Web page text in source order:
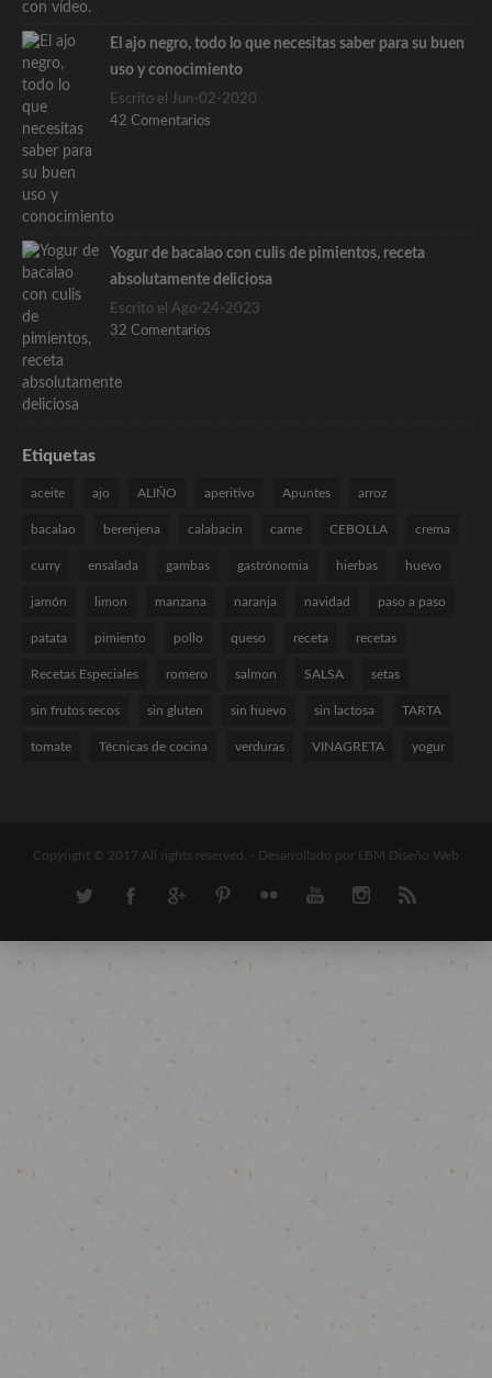
El ajo negro, todo lo que necesitas saber para su buen
uso y conocimiento
Escrito el Jun-02-2020
42 Comentarios
Yogur de bacalao con culis de pimientos, receta
absolutamente deliciosa
Escrito el Ago-24-2023
32 Comentarios
Etiquetas
aceite ajo ALIÑO aperitivo Apuntes arroz
bacalao berenjena calabacin carne CEBOLLA crema
curry ensalada gambas gastrónomia hierbas huevo
jamón limon manzana naranja navidad paso a paso
patata pimiento pollo queso receta recetas
Recetas Especiales romero salmon SALSA setas
sin frutos secos sin gluten sin huevo sin lactosa TARTA
tomate Técnicas de cocina verduras VINAGRETA yogur
Copyright © 2017 All rights reserved. - Desarrollado por LBM Diseño Web